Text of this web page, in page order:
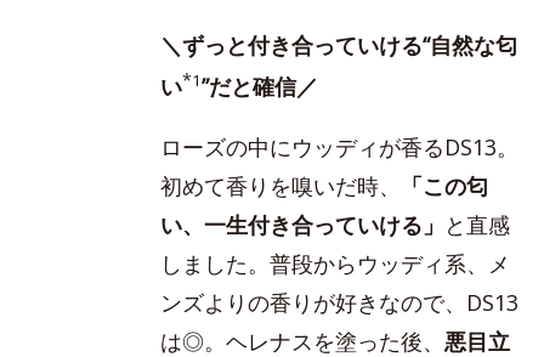
＼ずっと付き合っていける“自然な匂
い*1”だと確信／
ローズの中にウッディが香るDS13。
初めて香りを嗅いだ時、
「この匂
い、一生付き合っていける」 と直感
しました。普段からウッディ系、メ
ンズよりの香りが好きなので、DS13
は◎。ヘレナスを塗った後、 悪目立